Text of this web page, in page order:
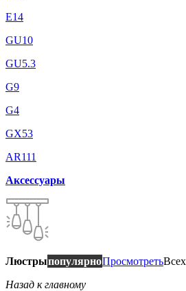
E14
GU10
GU5.3
G9
G4
GX53
AR111
Аксессуары
ЛюстрыпопулярноПросмотреть
Назад к главному